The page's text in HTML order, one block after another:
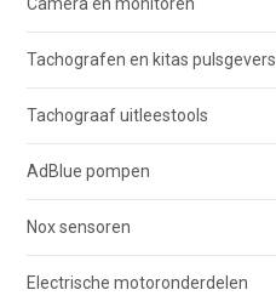
Tachografen en kitas pulsgevers
Tachograaf uitleestools
AdBlue pompen
Nox sensoren
Electrische motoronderdelen